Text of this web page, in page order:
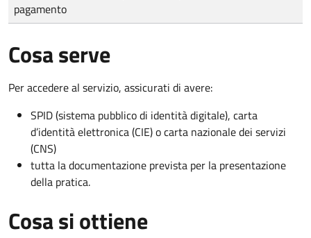
pagamento
Cosa serve
Per accedere al servizio, assicurati di avere:
SPID (sistema pubblico di identità digitale), carta
d’identità elettronica (CIE) o carta nazionale dei servizi
(CNS)
tutta la documentazione prevista per la presentazione
della pratica.
Cosa si ottiene